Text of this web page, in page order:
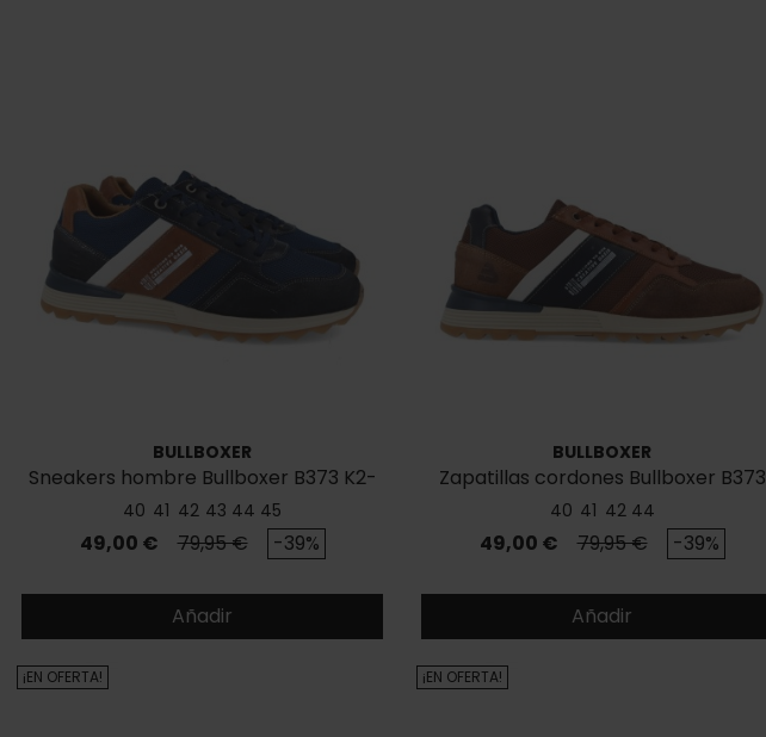
BULLBOXER
Sneakers hombre Bullboxer B373 K2-
6718E-NACC
40 41 42 43 44 45
Precio
49,00 € Precio base
79,95 € -39%
Añadir
BULLBOXER
Zapatillas cordones Bullboxer B373
K2-6718E-CONC
40 41 42 44
Precio
49,00 € Precio base
79,95 € -39%
Añadir
¡EN OFERTA! ¡EN OFERTA!